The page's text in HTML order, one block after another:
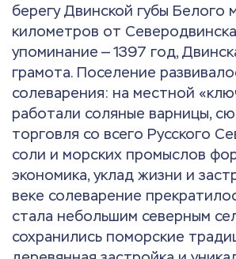
берегу Двинской губы Белого
километров от
упоминание — 1397 год,
грамота. Поселение
солеварения: на местной
работали соляные варницы,
торговля со всего Русского
соли и морских промыслов
экономика, уклад жизни и
веке солеварение
стала небольшим северным
сохранились поморские